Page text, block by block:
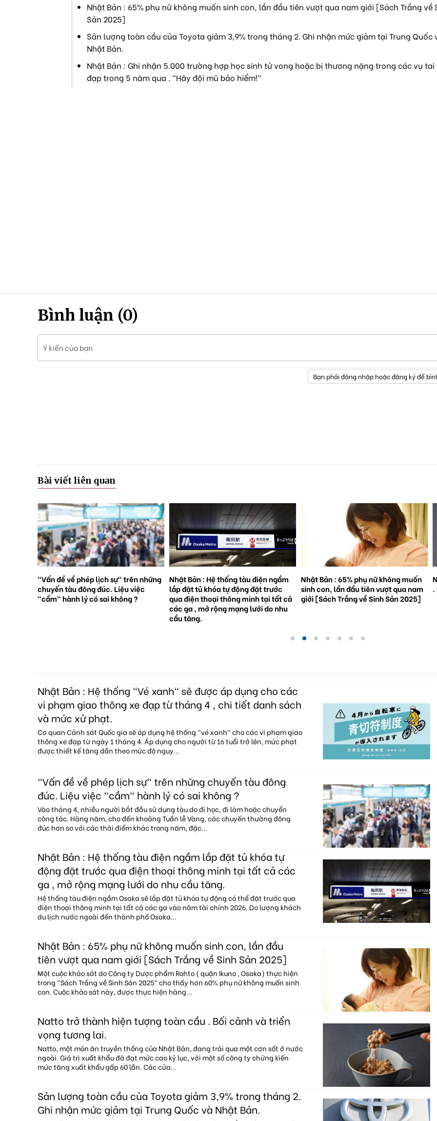
Nhật Bản : 65% phụ nữ không muốn sinh con, lần đầu tiên vượt qua nam giới [Sách Trắng về
Sản 2025]
Sản lượng toàn cầu của Toyota giảm 3,9% trong tháng 2. Ghi nhận mức giảm tại Trung Quốc
Nhật Bản.
Nhật Bản : Ghi nhận 5.000 trường hợp học sinh tử vong hoặc bị thương nặng trong các vụ tai
đạp trong 5 năm qua . "Hãy đội mũ bảo hiểm!"
Bình luận (0)
Ý kiến của bạn
Bạn phải đăng nhập hoặc đăng ký để
Bài viết liên quan
Nhật Bản : Hệ thống tàu điện ngầm
lắp đặt tủ khóa tự động đặt trước
qua điện thoại thông minh tại tất cả
Nhật Bản : 65% phụ nữ không muốn
sinh con, lần đầu tiên vượt qua nam
giới [Sách Trắng về Sinh Sản 2025]
Natto trở thành hiện tượng toàn cầu
. Bối cảnh và triển vọng tương lai.
Nhật Bản : Hệ thống "Vé xanh" sẽ được áp dụng cho các
vi phạm giao thông xe đạp từ tháng 4 , chi tiết danh sách
và mức xử phạt.
Cơ quan Cảnh sát Quốc gia sẽ áp dụng hệ thống "vé xanh" cho các vi phạm giao
thông xe đạp từ ngày 1 tháng 4. Áp dụng cho người từ 16 tuổi trở lên, mức phạt
được thiết kế tăng dần theo mức độ nguy...
"Vấn đề về phép lịch sự" trên những chuyến tàu đông
đúc. Liệu việc "cầm" hành lý có sai không ?
Vào tháng 4, nhiều người bắt đầu sử dụng tàu do đi học, đi làm hoặc chuyển
công tác. Hàng năm, cho đến khoảng Tuần lễ Vàng, các chuyến thường đông
đúc hơn so với các thời điểm khác trong năm, đặc...
Nhật Bản : Hệ thống tàu điện ngầm lắp đặt tủ khóa tự
động đặt trước qua điện thoại thông minh tại tất cả các
ga , mở rộng mạng lưới do nhu cầu tăng.
Hệ thống tàu điện ngầm Osaka sẽ lắp đặt tủ khóa tự động có thể đặt trước qua
điện thoại thông minh tại tất cả các ga vào năm tài chính 2026. Do lượng khách
du lịch nước ngoài đến thành phố Osaka...
Nhật Bản : 65% phụ nữ không muốn sinh con, lần đầu
tiên vượt qua nam giới [Sách Trắng về Sinh Sản 2025]
Một cuộc khảo sát do Công ty Dược phẩm Rohto ( quận Ikuno , Osaka) thực hiện
trong "Sách Trắng về Sinh Sản 2025" cho thấy hơn 60% phụ nữ không muốn sinh
con. Cuộc khảo sát này, được thực hiện hàng...
Natto trở thành hiện tượng toàn cầu . Bối cảnh và triển
vọng tương lai.
Natto, một món ăn truyền thống của Nhật Bản, đang trải qua một cơn sốt ở nước
ngoài. Giá trị xuất khẩu đã đạt mức cao kỷ lục, với một số công ty chứng kiến
mức tăng xuất khẩu gấp 60 lần. Các cửa...
Sản lượng toàn cầu của Toyota giảm 3,9% trong tháng 2.
Ghi nhận mức giảm tại Trung Quốc và Nhật Bản.